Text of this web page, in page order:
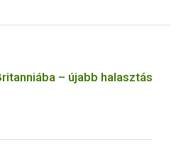
– újabb halasztás